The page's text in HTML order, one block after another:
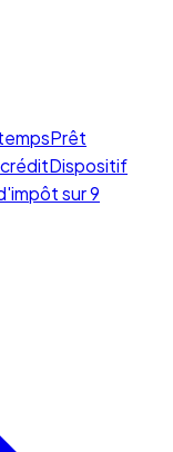
Prêt
Dispositif
sur 9